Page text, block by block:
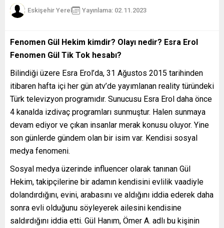
Eskişehir Yerel Yayınlama: 02.11.2023
Fenomen Gül Hekim kimdir? Olayı nedir? Esra Erol
Fenomen Gül Tik Tok hesabı?
Bilindiği üzere Esra Erol’da, 31 Ağustos 2015 tarihinden
itibaren hafta içi her gün atv’de yayımlanan reality türündeki
Türk televizyon programıdır. Sunucusu Esra Erol daha önce
4 kanalda izdivaç programları sunmuştur. Halen sunmaya
devam ediyor ve çıkan insanlar merak konusu oluyor. Yine
son günlerde gündem olan bir isim var. Kendisi sosyal
medya fenomeni.
Sosyal medya üzerinde influencer olarak tanınan Gül
Hekim, takipçilerine bir adamın kendisini evlilik vaadiyle
dolandırdığını, evini, arabasını ve aldığını iddia ederek daha
sonra evli olduğunu söyleyerek ailesini kendisine
saldırdığını iddia etti. Gül Hanım, Ömer A. adlı bu kişinin